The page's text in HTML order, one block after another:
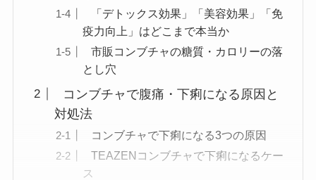
「デトックス効果」「美容効果」「免
疫力向上」はどこまで本当か
市販コンブチャの糖質・カロリーの落
とし穴
コンブチャで腹痛・下痢になる原因と
対処法
コンブチャで下痢になる3つの原因
TEAZENコンブチャで下痢になるケー
ス